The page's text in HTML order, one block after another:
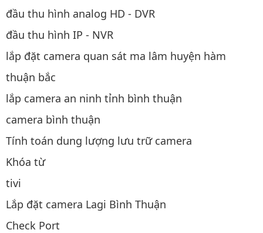
đầu thu hình analog HD - DVR
đầu thu hình IP - NVR
lắp đặt camera quan sát ma lâm huyện hàm
thuận bắc
lắp camera an ninh tỉnh bình thuận
camera bình thuận
Tính toán dung lượng lưu trữ camera
Khóa từ
tivi
Lắp đặt camera Lagi Bình Thuận
Check Port